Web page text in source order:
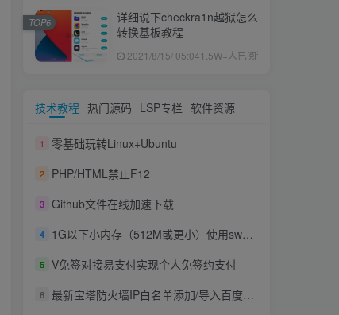
详细说下checkra1n越狱怎么
转换基板教程
2021/8/15/ 05:04 1.5W+人已阅读
TOP6
技术教程 热门源码 LSP专栏 软件资源
1 零基础玩转Linux+Ubuntu
2 PHP/HTML禁止F12
3 Github文件在线加速下载
4 1G以下小内存（512M或更小）使用swap方法安装fileinfo扩展
5 V免签对接易支付实现个人免签约支付
6 最新宝塔防火墙IP白名单添加/导入百度云加速CDN节点IP段